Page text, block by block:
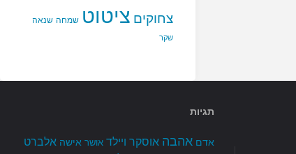
צחוקים ציטוט שמחה שנאה
שקר
תגיות
אדם אהבה אוסקר ויילד אושר אישה אלברט